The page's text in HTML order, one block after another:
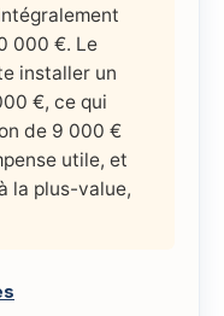
000 €. Le
installer un
€, ce qui
de 9 000 €
utile, et
la plus-value,